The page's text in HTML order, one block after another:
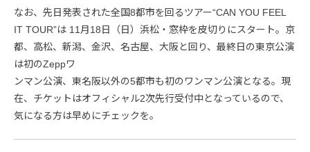
なお、先日発表された全国8都市を回るツアー“CAN YOU FEEL
IT TOUR”は 11月18日（日）浜松・窓枠を皮切りにスタート。京
都、高松、新潟、金沢、名古屋、大阪と回り、最終日の東京公演
は初のZeppワ
ンマン公演、東名阪以外の5都市も初のワンマン公演となる。現
在、チケットはオフィシャル2次先行受付中となっているので、
気になる方は早めにチェックを。